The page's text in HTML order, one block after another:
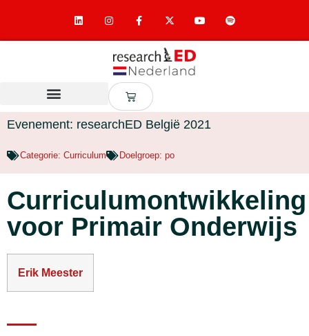
Evenement: researchED België 2021
Categorie: Curriculum Doelgroep: po
Curriculumontwikkeling
voor Primair Onderwijs
Erik Meester